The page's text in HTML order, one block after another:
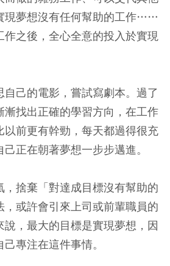
現夢想沒有任何幫助的工作……
之後，全心全意的投入於實現
己的電影，嘗試寫劇本。過了
漸找出正確的學習方向，在工作
以前更有幹勁，每天都過得很充
正在朝著夢想一步步邁進。
捨棄「對達成目標沒有幫助的
，或許會引來上司或前輩職員的
，最大的目標是實現夢想，因
專注在這件事情。